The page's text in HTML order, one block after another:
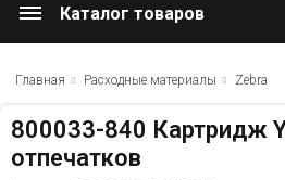
Каталог товаров
Главная Расходные материалы Zebra
800033-840 Картридж
отпечатков